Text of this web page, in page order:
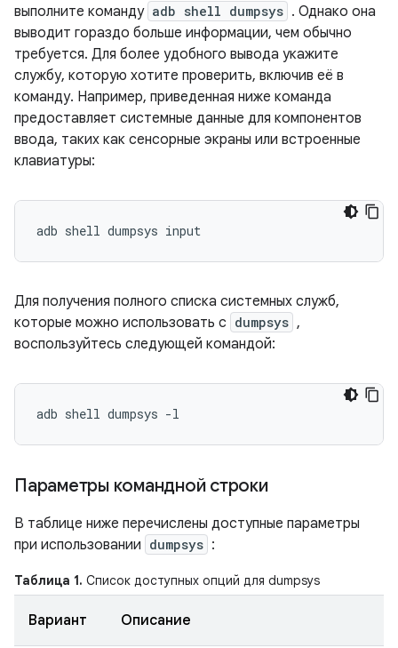
выполните команду adb shell dumpsys . Однако она
выводит гораздо больше информации, чем обычно
требуется. Для более удобного вывода укажите
службу, которую хотите проверить, включив её в
команду. Например, приведенная ниже команда
предоставляет системные данные для компонентов
ввода, таких как сенсорные экраны или встроенные
клавиатуры:
Для получения полного списка системных служб,
которые можно использовать с dumpsys ,
воспользуйтесь следующей командой:
Параметры командной строки
В таблице ниже перечислены доступные параметры
при использовании dumpsys :
Таблица 1. Список доступных опций для dumpsys
Вариант Описание